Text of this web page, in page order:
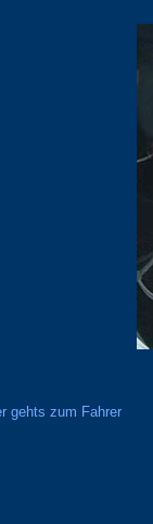
gehts zum Fahrer